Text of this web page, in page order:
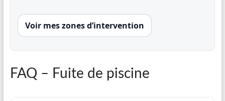
Voir mes zones d’intervention
FAQ – Fuite de piscine